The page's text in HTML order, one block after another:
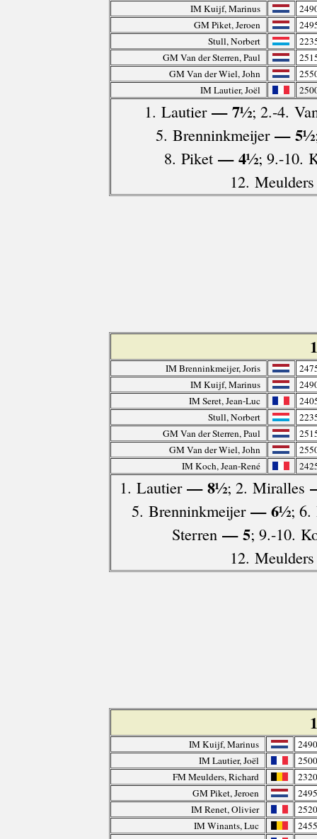
IM Kuijf, Marinus
GM Piket, Jeroen
Stull, Norbert
GM Van der Sterren, Paul
GM Van der Wiel, John
IM Lautier, Joël
1. Lautier— 7½; 2.-4.
5. Brenninkmeijer— 5½
8. Piket— 4½; 9.-10.
12. Meulders
IM Brenninkmeijer, Joris
IM Kuijf, Marinus
IM Seret, Jean-Luc
Stull, Norbert
GM Van der Sterren, Paul
GM Van der Wiel, John
IM Koch, Jean-René
1. Lautier— 8½; 2. Miralles
5. Brenninkmeijer— 6½; 6.
Sterren— 5; 9.-10.
12. Meulders
IM Kuijf, Marinus
2490
IM Lautier, Joël
2500
FM Meulders, Richard
2320
GM Piket, Jeroen
2495
IM Renet, Olivier
2520
IM Winants, Luc
2455